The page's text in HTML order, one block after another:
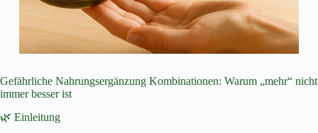
Gefährliche Nahrungsergänzung Kombinationen: Warum „mehr“ nicht
immer besser ist
🌿 Einleitung